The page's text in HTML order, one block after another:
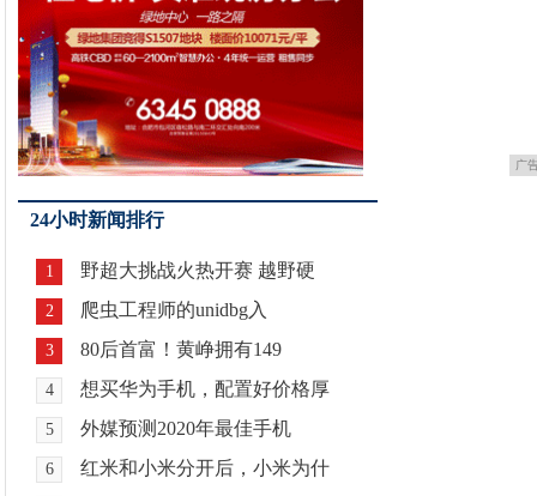
广
24小时新闻排行
1 野超大挑战火热开赛 越野硬
2 爬虫工程师的unidbg入
3 80后首富！黄峥拥有149
4 想买华为手机，配置好价格厚
5 外媒预测2020年最佳手机
6 红米和小米分开后，小米为什